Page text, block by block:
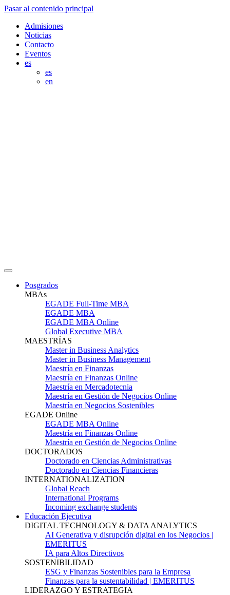
Pasar al contenido principal
Admisiones
Noticias
Contacto
Eventos
es
es
en
Posgrados
MBAs
EGADE Full-Time MBA
EGADE MBA
EGADE MBA Online
Global Executive MBA
MAESTRÍAS
Master in Business Analytics
Master in Business Management
Maestría en Finanzas
Maestría en Finanzas Online
Maestría en Mercadotecnia
Maestría en Gestión de Negocios Online
Maestría en Negocios Sostenibles
EGADE Online
EGADE MBA Online
Maestría en Finanzas Online
Maestría en Gestión de Negocios Online
DOCTORADOS
Doctorado en Ciencias Administrativas
Doctorado en Ciencias Financieras
INTERNATIONALIZATION
Global Reach
International Programs
Incoming exchange students
Educación Ejecutiva
DIGITAL TECHNOLOGY & DATA ANALYTICS
AI Generativa y disrupción digital en los Negocios |
EMERITUS
IA para Altos Directivos
SOSTENIBILIDAD
ESG y Finanzas Sostenibles para la Empresa
Finanzas para la sustentabilidad | EMERITUS
LIDERAZGO Y ESTRATEGIA